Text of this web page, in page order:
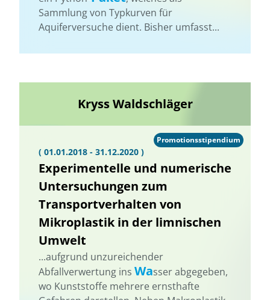
Sammlung von Typkurven für
Aquiferversuche dient. Bisher umfasst...
Kryss Waldschläger
( 01.01.2018 - 31.12.2020 )
Experimentelle und numerische
Untersuchungen zum
Transportverhalten von
Mikroplastik in der limnischen
Umwelt
...aufgrund unzureichender
Abfallverwertung ins Wasser abgegeben,
wo Kunststoffe mehrere ernsthafte
Promotionsstipendium